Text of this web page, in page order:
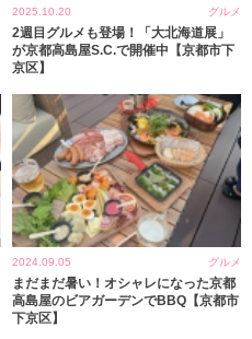
2025.10.20 グルメ
2週目グルメも登場！「大北海道展」
が京都高島屋S.C.で開催中【京都市下
京区】
2024.09.05 グルメ
まだまだ暑い！オシャレになった京都
高島屋のビアガーデンでBBQ【京都市
下京区】